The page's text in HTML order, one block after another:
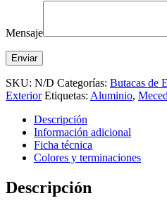
Mensaje
SKU: N/D Categorías: Butacas de
Exterior Etiquetas: Aluminio,
Descripción
Información adicional
Ficha técnica
Colores y terminaciones
Descripción